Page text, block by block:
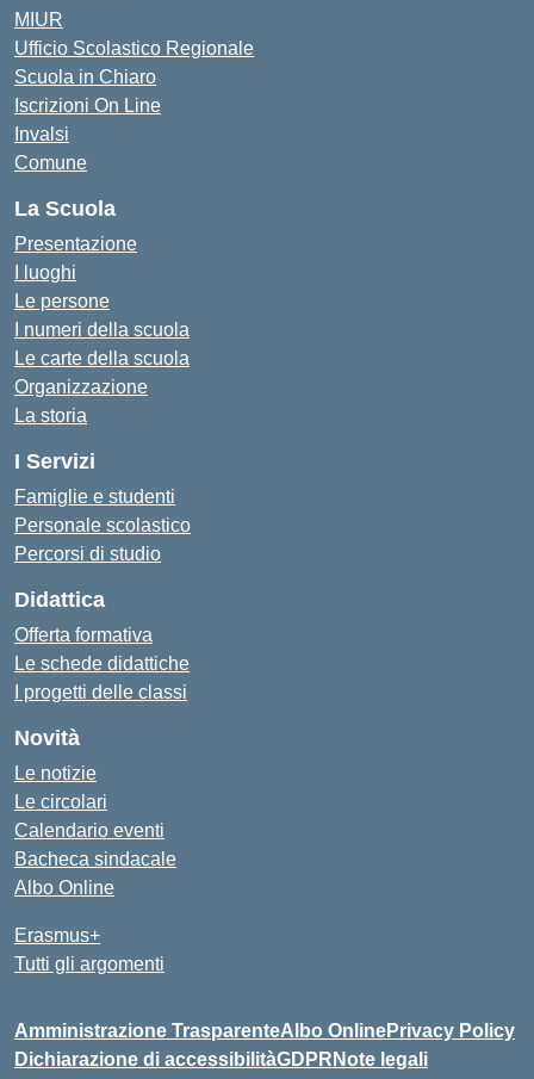
MIUR
Ufficio Scolastico Regionale
Scuola in Chiaro
Iscrizioni On Line
Invalsi
Comune
La Scuola
Presentazione
I luoghi
Le persone
I numeri della scuola
Le carte della scuola
Organizzazione
La storia
I Servizi
Famiglie e studenti
Personale scolastico
Percorsi di studio
Didattica
Offerta formativa
Le schede didattiche
I progetti delle classi
Novità
Le notizie
Le circolari
Calendario eventi
Bacheca sindacale
Albo Online
Erasmus+
Tutti gli argomenti
Amministrazione TrasparenteAlbo OnlinePrivacy Policy
Dichiarazione di accessibilitàGDPR Note legali